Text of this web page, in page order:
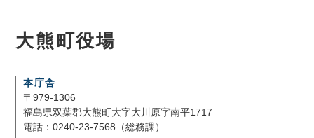
大熊町役場
本庁舎
〒979-1306
福島県双葉郡大熊町大字大川原字南平1717
電話：0240-23-7568（総務課）